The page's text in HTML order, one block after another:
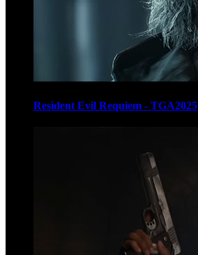
Resident Evil Requiem - TGA2025